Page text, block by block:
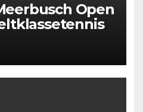
Open